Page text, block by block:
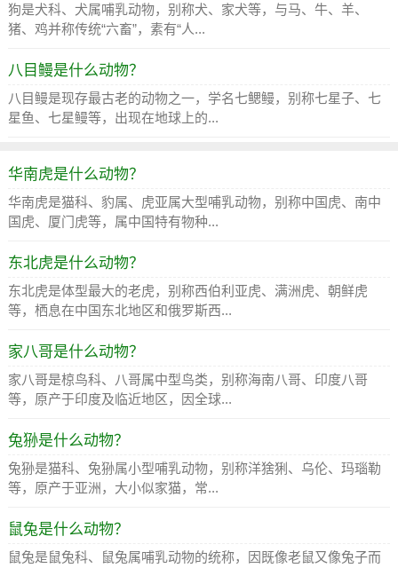
狗是犬科、犬属哺乳动物，别称犬、家犬等，与马、牛、羊、
猪、鸡并称传统“六畜”，素有“人...
八目鳗是什么动物？
八目鳗是现存最古老的动物之一，学名七鳃鳗，别称七星子、七
星鱼、七星鳗等，出现在地球上的...
华南虎是什么动物？
华南虎是猫科、豹属、虎亚属大型哺乳动物，别称中国虎、南中
国虎、厦门虎等，属中国特有物种...
东北虎是什么动物？
东北虎是体型最大的老虎，别称西伯利亚虎、满洲虎、朝鲜虎
等，栖息在中国东北地区和俄罗斯西...
家八哥是什么动物？
家八哥是椋鸟科、八哥属中型鸟类，别称海南八哥、印度八哥
等，原产于印度及临近地区，因全球...
兔狲是什么动物？
兔狲是猫科、兔狲属小型哺乳动物，别称洋猞猁、乌伦、玛瑙勒
等，原产于亚洲，大小似家猫，常...
鼠兔是什么动物？
鼠兔是鼠兔科、鼠兔属哺乳动物的统称，因既像老鼠又像兔子而